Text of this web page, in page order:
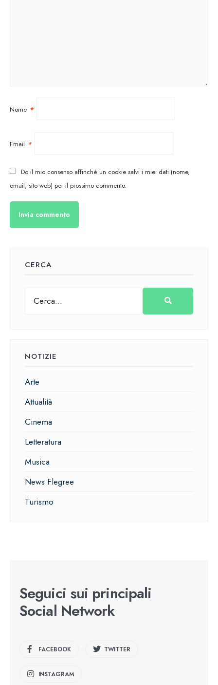
Nome *
Email *
Do il mio consenso affinché un cookie salvi i miei dati (nome,
email, sito web) per il prossimo commento.
CERCA
NOTIZIE
Arte
Attualità
Cinema
Letteratura
Musica
News Flegree
Turismo
Seguici sui principali
Social Network
FACEBOOK TWITTER
INSTAGRAM